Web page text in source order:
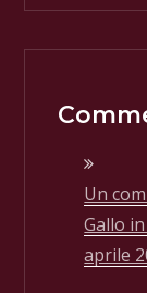
Un
Gallo
aprile